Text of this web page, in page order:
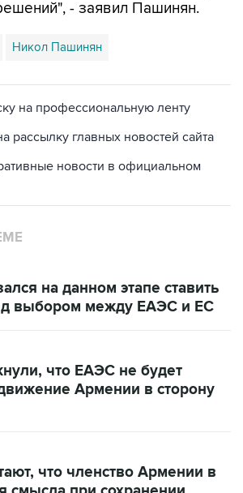
Никол Пашинян
рассылку главных новостей сайта
новости в официальном
выбором между ЕАЭС и ЕС
Армении в сторону
при сохранении
экспорт в РФ